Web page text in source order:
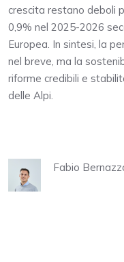
crescita restano deboli
0,9% nel 2025-2026
Europea. In sintesi, la
nel breve, ma la
riforme credibili e
delle Alpi.
Fabio